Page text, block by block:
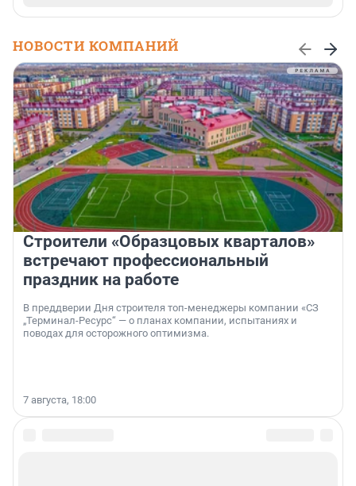
НОВОСТИ КОМПАНИЙ
Строители «Образцовых кварталов»
встречают профессиональный
праздник на работе
В преддверии Дня строителя топ-менеджеры компании «СЗ
„Терминал-Ресурс“ — о планах компании, испытаниях и
поводах для осторожного оптимизма.
7 августа, 18:00